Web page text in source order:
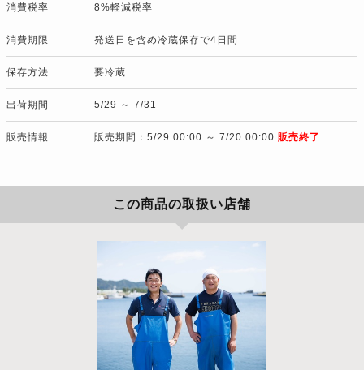
消費税率 8%軽減税率
消費期限 発送日を含め冷蔵保存で4日間
保存方法 要冷蔵
出荷期間 5/29 ～ 7/31
販売情報 販売期間：5/29 00:00 ～ 7/20 00:00 販売終了
この商品の取扱い店舗